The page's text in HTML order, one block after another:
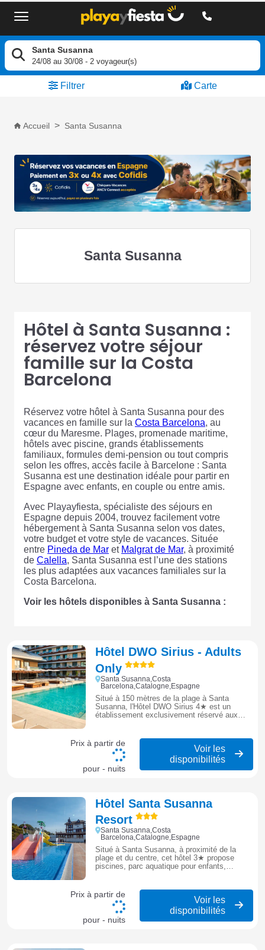
Santa Susanna
24/08 au30/08 -2 voyageur(s)
Filtrer Carte
Accueil Santa Susanna
Santa Susanna
Hôtel à Santa Susanna :
réservez votre séjour
famille sur la Costa
Barcelona
Réservez votre hôtel à Santa Susanna pour des
vacances en famille sur la Costa Barcelona, au
cœur du Maresme. Plages, promenade maritime,
hôtels avec piscine, grands établissements
familiaux, formules demi-pension ou tout compris
selon les offres, accès facile à Barcelone : Santa
Susanna est une destination idéale pour partir en
Espagne avec enfants, en couple ou entre amis.
Avec Playayfiesta, spécialiste des séjours en
Espagne depuis 2004, trouvez facilement votre
hébergement à Santa Susanna selon vos dates,
votre budget et votre style de vacances. Située
entre Pineda de Mar et Malgrat de Mar, à proximité
de Calella, Santa Susanna est l’une des stations
les plus adaptées aux vacances familiales sur la
Costa Barcelona.
Voir les hôtels disponibles à Santa Susanna :
Hôtel DWO Sirius - Adults
Only
Santa Susanna,Costa
Barcelona,Catalogne,Espagne
Situé à 150 mètres de la plage à Santa
Susanna, l'Hôtel DWO Sirius 4★ est un
établissement exclusivement réservé aux
chambres modernes avec balcon. C'est un
hôtel idéal pour un séjour tranquille et relaxant
sur la Costa Barcelona.
Prix à partir de
pour - nuits
Voir les
disponibilités
Hôtel Santa Susanna
Resort
Santa Susanna,Costa
Barcelona,Catalogne,Espagne
Situé à Santa Susanna, à proximité de la
plage et du centre, cet hôtel 3★ propose
piscines, parc aquatique pour enfants,
Barcelona.
Prix à partir de
pour - nuits
Voir les
disponibilités